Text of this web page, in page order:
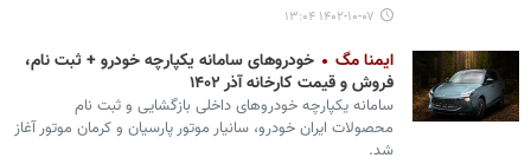
۱۴۰۲-۱۰-۰۷ ۱۳:۰۴
ایمنا مگ
خودروهای سامانه یکپارچه خودرو + ثبت نام،
فروش و قیمت کارخانه آذر ۱۴۰۲
سامانه یکپارچه خودروهای داخلی بازگشایی و ثبت نام
محصولات ایران خودرو، سانیار موتور پارسیان و کرمان موتور آغاز
شد.